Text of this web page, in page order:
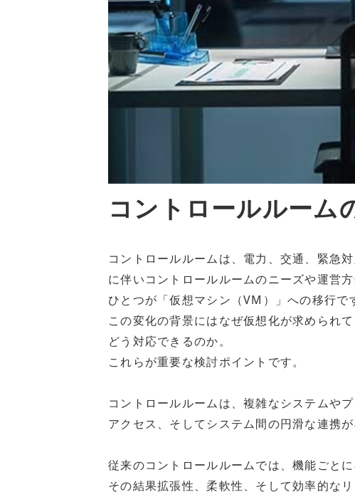
コントロールルーム
コントロールルームは、電力、交通、緊急
に伴いコントロールルームのニーズや運営
ひとつが「仮想マシン（VM）」への移行で
この変化の背景にはなぜ仮想化が求められ
どう対応できるのか。
これらが重要な検討ポイントです。
コントロールルームは、複雑なシステムや
アクセス、そしてシステム間の円滑な連携が
従来のコントロールルームでは、機能ごと
その結果拡張性、柔軟性、そして効率的な